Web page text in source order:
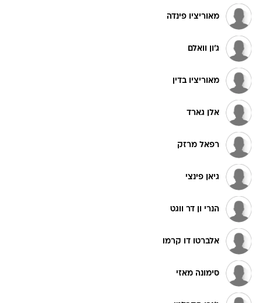
ג'ון וואלם
מאוריציו בדין
אלן גארד
רפאל מרזק
גיאן פינצי
הנרי ון דר ווגט
אלברטו דו קרמו
סימונה מאזי
ג'נרו סקרלטו